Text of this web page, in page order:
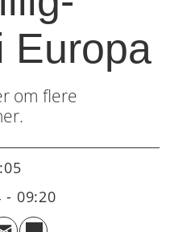
Europa
om flere
- 09:20